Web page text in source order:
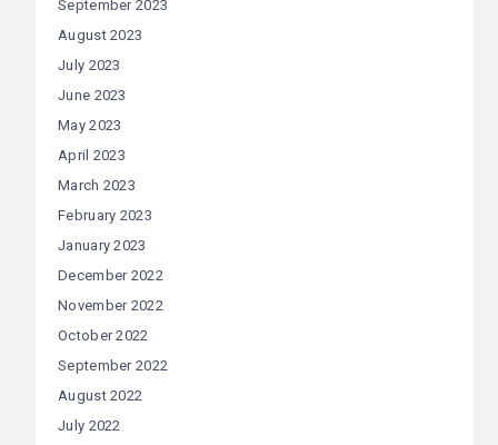
September 2023
August 2023
July 2023
June 2023
May 2023
April 2023
March 2023
February 2023
January 2023
December 2022
November 2022
October 2022
September 2022
August 2022
July 2022